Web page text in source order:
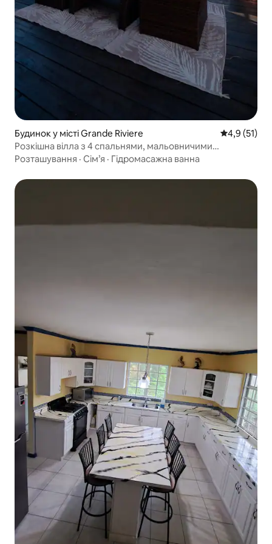
Будинок у місті Grande Riviere Середня
4,9 (51)
Розкішна вілла з 4 спальнями, мальовничими
краєвидами, басейном і джакузі
Розташування · Сім’я · Гідромасажна ванна